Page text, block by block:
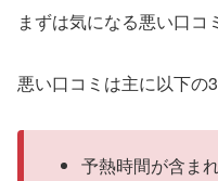
まずは気になる悪い口コ
悪い口コミは主に以下の3
予熱時間が含ま